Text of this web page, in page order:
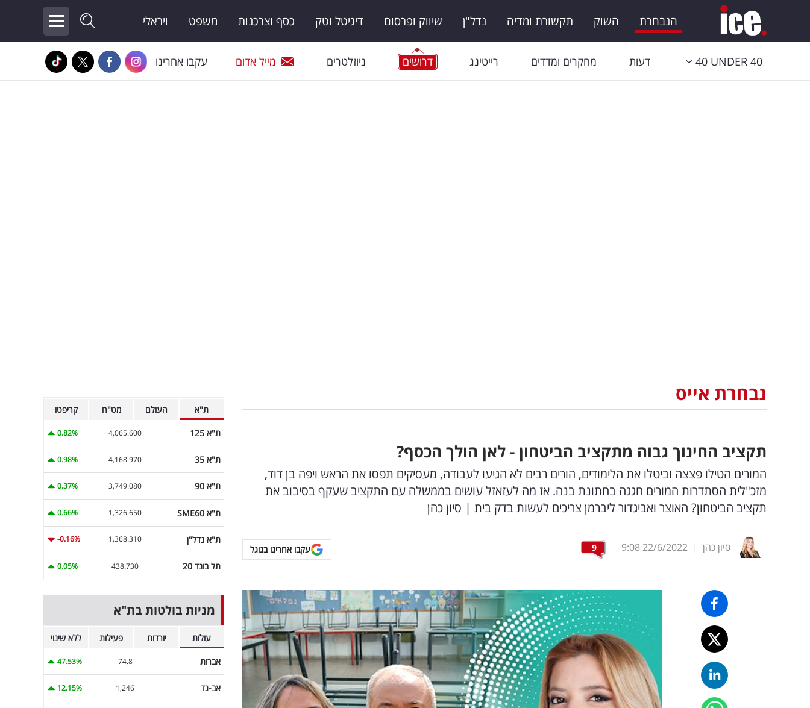
הנבחרת השוק תקשורת ומדיה נדל"ן שיווק ופרסום דיגיטל וטק כסף וצרכנות משפט ויראלי
40 UNDER 40 דעות מחקרים ומדדים רייטינג דרושים ניוזלטרים מייל אדום עקבו אחרינו
נבחרת אייס
תקציב החינוך גבוה מתקציב הביטחון - לאן הולך הכסף?
המורים הטילו פצצה וביטלו את הלימודים, הורים רבים לא הגיעו לעבודה, מעסיקים תפסו את הראש ויפה בן דוד,
מזכ"לית הסתדרות המורים חגגה בחתונת בנה. אז מה לעזאזל עושים בממשלה עם התקציב שעקף בסיבוב את
תקציב הביטחון? האוצר ואביגדור ליברמן צריכים לעשות בדק בית | סיון כהן
סיון כהן |
22/6/2022
9:08
9 עקבו אחרינו בגוגל
ת"א העולם מט"ח קריפטו
ת"א 125 4,065.600
0.82%
ת"א 35 4,168.970
0.98%
ת"א 90 3,749.080
0.37%
ת"א SME60 1,326.650
0.66%
ת"א נדל"ן 1,368.310
-0.16%
תל בונד 20 438.730
0.05%
מניות בולטות בת"א
עולות יורדות פעילות ללא שינוי
אברות 74.8
47.53%
אב-גד 1,246
12.15%